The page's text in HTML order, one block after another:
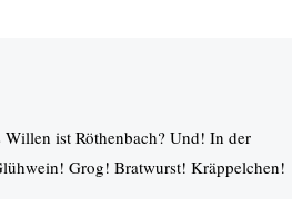
ist Röthenbach? Und! In der
Grog! Bratwurst! Kräppelchen!